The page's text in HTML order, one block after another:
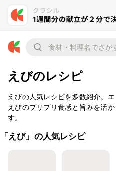
えびのレシピ
えびの人気レシピを多数紹介。
えびのプリプリ食感と旨みを活
す。
「えび」の人気レシピ